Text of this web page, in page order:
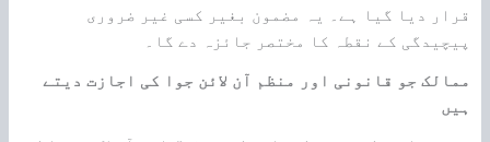
قرار دیا گیا ہے۔ یہ مضمون بغیر کسی غیر ضروری
پیچیدگی کے نقطہ کا مختصر جائزہ دے گا۔
ممالک جو قانونی اور منظم آن لائن جوا کی اجازت دیتے
ہیں